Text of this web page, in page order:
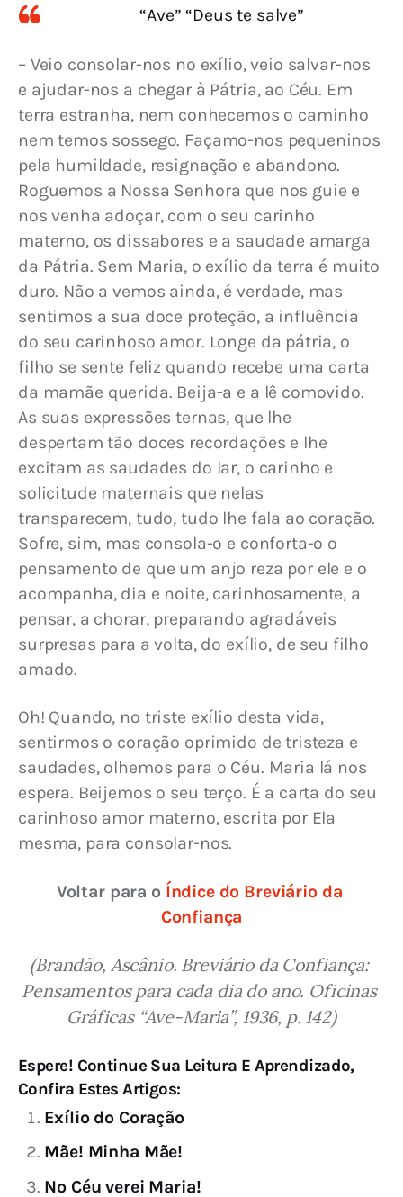
“Ave” “Deus te salve”
– Veio consolar-nos no exílio, veio salvar-nos
e ajudar-nos a chegar à Pátria, ao Céu. Em
terra estranha, nem conhecemos o caminho
nem temos sossego. Façamo-nos pequeninos
pela humildade, resignação e abandono.
Roguemos a Nossa Senhora que nos guie e
nos venha adoçar, com o seu carinho
materno, os dissabores e a saudade amarga
da Pátria. Sem Maria, o exílio da terra é muito
duro. Não a vemos ainda, é verdade, mas
sentimos a sua doce proteção, a influência
do seu carinhoso amor. Longe da pátria, o
filho se sente feliz quando recebe uma carta
da mamãe querida. Beija-a e a lê comovido.
As suas expressões ternas, que lhe
despertam tão doces recordações e lhe
excitam as saudades do lar, o carinho e
solicitude maternais que nelas
transparecem, tudo, tudo lhe fala ao coração.
Sofre, sim, mas consola-o e conforta-o o
pensamento de que um anjo reza por ele e o
acompanha, dia e noite, carinhosamente, a
pensar, a chorar, preparando agradáveis
surpresas para a volta, do exílio, de seu filho
amado.
Oh! Quando, no triste exílio desta vida,
sentirmos o coração oprimido de tristeza e
saudades, olhemos para o Céu. Maria lá nos
espera. Beijemos o seu terço. É a carta do seu
carinhoso amor materno, escrita por Ela
mesma, para consolar-nos.
Voltar para o Índice do Breviário da
Confiança
(Brandão, Ascânio. Breviário da Confiança:
Pensamentos para cada dia do ano. Oficinas
Gráficas “Ave-Maria”, 1936, p. 142)
Espere! Continue Sua Leitura E Aprendizado,
Confira Estes Artigos:
Exílio do Coração
Mãe! Minha Mãe!
No Céu verei Maria!